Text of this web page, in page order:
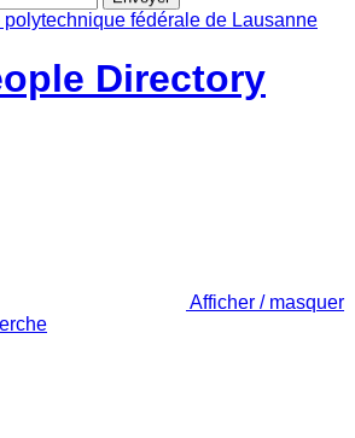
Directory
Afficher / masquer